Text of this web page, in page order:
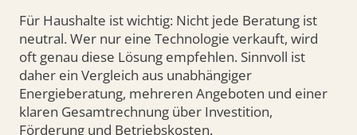
Für Haushalte ist wichtig: Nicht jede Beratung ist
neutral. Wer nur eine Technologie verkauft, wird
oft genau diese Lösung empfehlen. Sinnvoll ist
daher ein Vergleich aus unabhängiger
Energieberatung, mehreren Angeboten und einer
klaren Gesamtrechnung über Investition,
Förderung und Betriebskosten.